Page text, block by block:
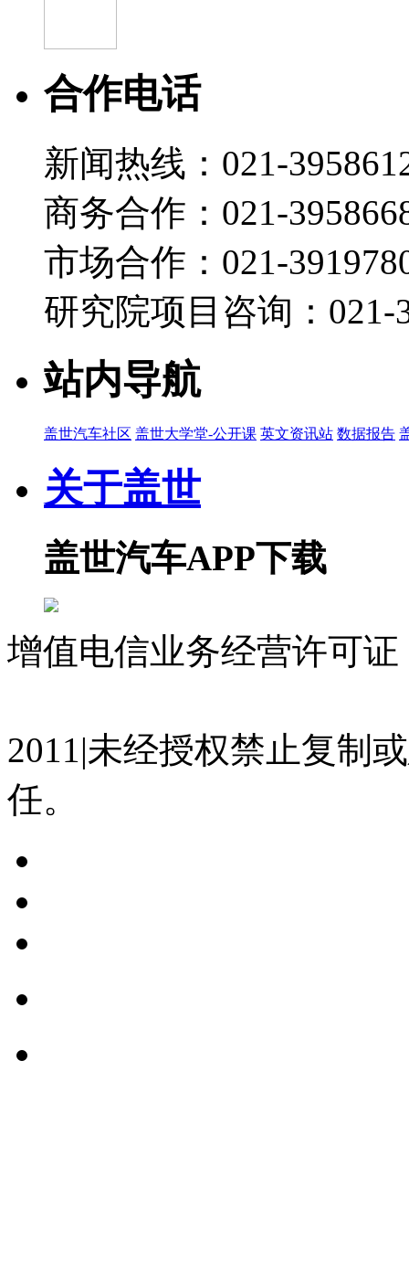
合作电话
新闻热线：021-
商务合作：021-
市场合作：021-
研究院项目咨询：021-
站内导航
盖世汽车社区 盖世大学堂-公开课 英文资讯站 数据报告
关于盖世
盖世汽车APP下载
增值电信业务经营许可
2011|未经授权禁止复制
任。